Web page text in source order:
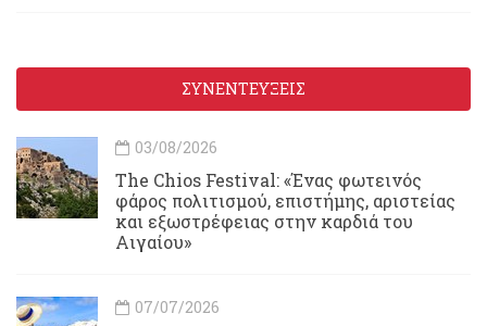
ΣΥΝΕΝΤΕΥΞΕΙΣ
03/08/2026
Τhe Chios Festival: «Ένας φωτεινός
φάρος πολιτισμού, επιστήμης, αριστείας
και εξωστρέφειας στην καρδιά του
Αιγαίου»
07/07/2026